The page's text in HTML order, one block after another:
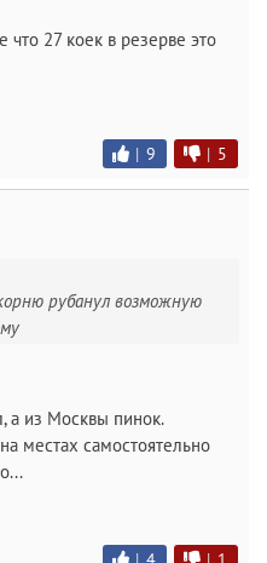
что 27 коек в резерве это
| 9 | 5
рубанул возможную
а из Москвы пинок.
местах самостоятельно